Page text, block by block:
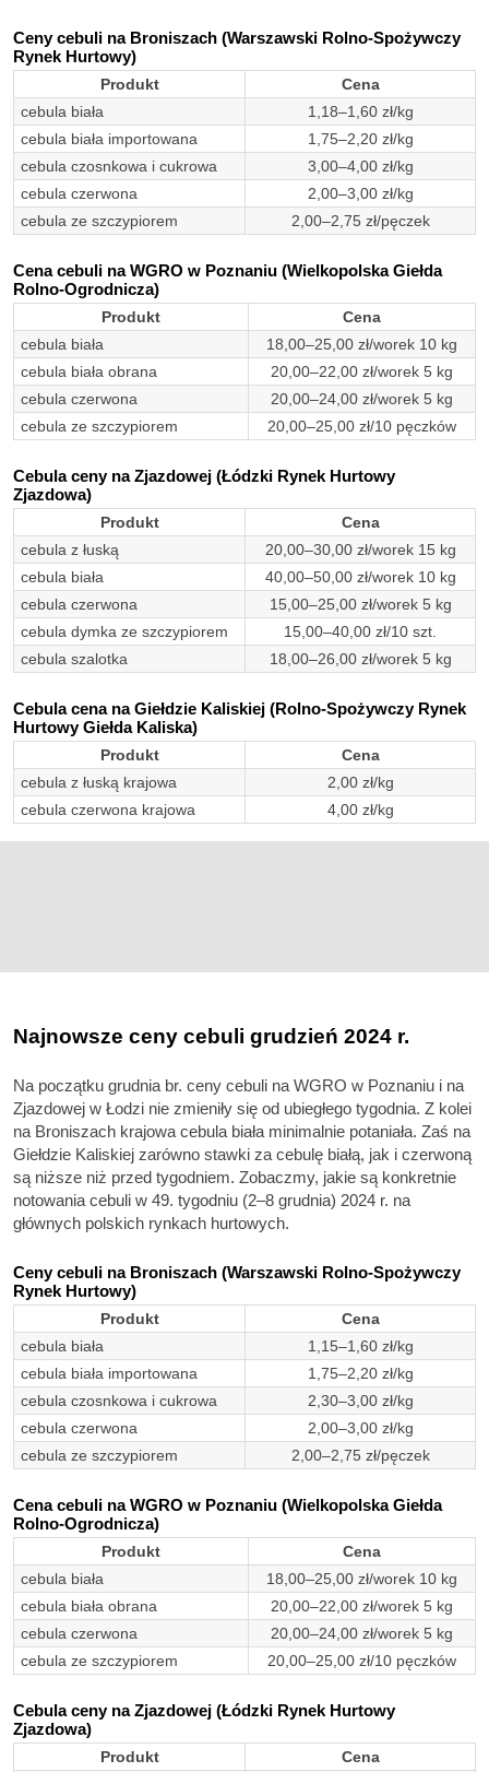
Ceny cebuli na Broniszach (Warszawski Rolno-Spożywczy
Rynek Hurtowy)
Produkt
Cena
cebula biała
1,18–1,60 zł/kg
cebula biała importowana
1,75–2,20 zł/kg
cebula czosnkowa i cukrowa
3,00–4,00 zł/kg
cebula czerwona
2,00–3,00 zł/kg
cebula ze szczypiorem
2,00–2,75 zł/pęczek
Cena cebuli na WGRO w Poznaniu (Wielkopolska Giełda
Rolno-Ogrodnicza)
Produkt
Cena
cebula biała
18,00–25,00 zł/worek 10 kg
cebula biała obrana
20,00–22,00 zł/worek 5 kg
cebula czerwona
20,00–24,00 zł/worek 5 kg
cebula ze szczypiorem
20,00–25,00 zł/10 pęczków
Cebula ceny na Zjazdowej (Łódzki Rynek Hurtowy
Zjazdowa)
Produkt
Cena
cebula z łuską
20,00–30,00 zł/worek 15 kg
cebula biała
40,00–50,00 zł/worek 10 kg
cebula czerwona
15,00–25,00 zł/worek 5 kg
cebula dymka ze szczypiorem
15,00–40,00 zł/10 szt.
cebula szalotka
18,00–26,00 zł/worek 5 kg
Cebula cena na Giełdzie Kaliskiej (Rolno-Spożywczy Rynek
Hurtowy Giełda Kaliska)
Produkt
Cena
cebula z łuską krajowa
2,00 zł/kg
cebula czerwona krajowa
4,00 zł/kg
Najnowsze ceny cebuli grudzień 2024 r.
Na początku grudnia br. ceny cebuli na WGRO w Poznaniu i na
Zjazdowej w Łodzi nie zmieniły się od ubiegłego tygodnia. Z kolei
na Broniszach krajowa cebula biała minimalnie potaniała. Zaś na
Giełdzie Kaliskiej zarówno stawki za cebulę białą, jak i czerwoną
są niższe niż przed tygodniem. Zobaczmy, jakie są konkretnie
notowania cebuli w 49. tygodniu (2–8 grudnia) 2024 r. na
głównych polskich rynkach hurtowych.
Ceny cebuli na Broniszach (Warszawski Rolno-Spożywczy
Rynek Hurtowy)
Produkt
Cena
cebula biała
1,15–1,60 zł/kg
cebula biała importowana
1,75–2,20 zł/kg
cebula czosnkowa i cukrowa
2,30–3,00 zł/kg
cebula czerwona
2,00–3,00 zł/kg
cebula ze szczypiorem
2,00–2,75 zł/pęczek
Cena cebuli na WGRO w Poznaniu (Wielkopolska Giełda
Rolno-Ogrodnicza)
Produkt
Cena
cebula biała
18,00–25,00 zł/worek 10 kg
cebula biała obrana
20,00–22,00 zł/worek 5 kg
cebula czerwona
20,00–24,00 zł/worek 5 kg
cebula ze szczypiorem
20,00–25,00 zł/10 pęczków
Cebula ceny na Zjazdowej (Łódzki Rynek Hurtowy
Zjazdowa)
Produkt
Cena